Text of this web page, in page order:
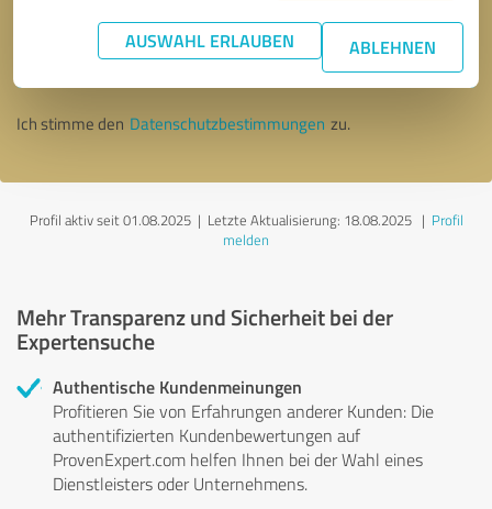
AUSWAHL ERLAUBEN ABLEHNEN
Ich stimme den Datenschutzbestimmungen zu.
Profil aktiv seit 01.08.2025 | Letzte Aktualisierung: 18.08.2025| Profil
melden
Mehr Transparenz und Sicherheit bei der
Expertensuche
Authentische Kundenmeinungen
Profitieren Sie von Erfahrungen anderer Kunden: Die
authentifizierten Kundenbewertungen auf
ProvenExpert.com helfen Ihnen bei der Wahl eines
Dienstleisters oder Unternehmens.